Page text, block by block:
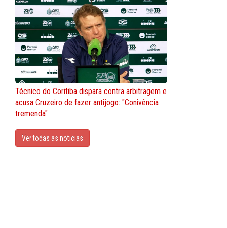
Técnico do Coritiba dispara contra arbitragem e
acusa Cruzeiro de fazer antijogo: "Conivência
tremenda"
Ver todas as noticias